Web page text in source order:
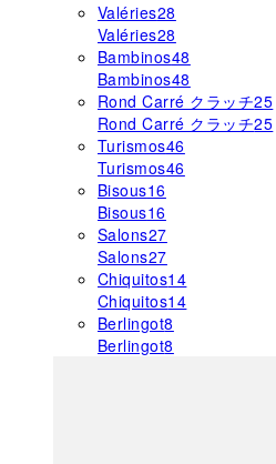
Valéries28
Valéries28
Bambinos48
Bambinos48
Rond Carré クラッチ25
Rond Carré クラッチ25
Turismos46
Turismos46
Bisous16
Bisous16
Salons27
Salons27
Chiquitos14
Chiquitos14
Berlingot8
Berlingot8